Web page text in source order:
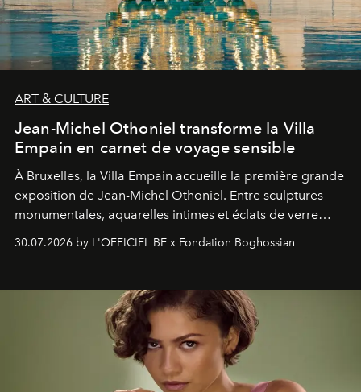
ART & CULTURE
Jean-Michel Othoniel transforme la Villa
Empain en carnet de voyage sensible
À Bruxelles, la Villa Empain accueille la première grande
exposition de Jean-Michel Othoniel. Entre sculptures
monumentales, aquarelles intimes et éclats de verre
soufflé, l’artiste français compose un itinéraire
émotionnel où chaque œuvre devient le souvenir
émerveillement.
30.07.2026 by L'OFFICIEL BE x Fondation Boghossian